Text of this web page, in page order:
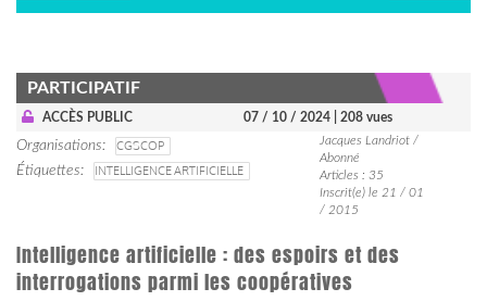
PARTICIPATIF
ACCÈS PUBLIC 07 / 10 / 2024 | 208 vues
Organisations
CGSCOP
Étiquettes
INTELLIGENCE ARTIFICIELLE
Jacques Landriot /
Abonné
Articles : 35
Inscrit(e) le 21 / 01
/ 2015
Intelligence artificielle : des espoirs et des
interrogations parmi les coopératives